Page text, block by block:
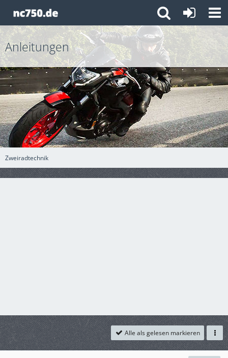
Zweiradtechnik
Anleitungen
Alle als gelesen markieren